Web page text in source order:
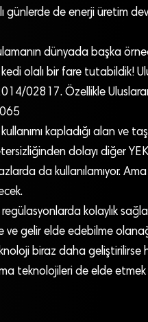
de enerji üretim
dünyada başka
olalı bir fare tutabildik!
02817. Özellikle
kapladığı alan ve
dolayı diğer
da kullanılamıyor.
kolaylık
gelir elde edebilme
biraz daha geliştirilirse
teknolojileri de elde